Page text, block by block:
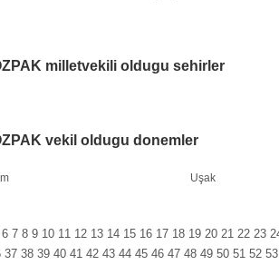
milletvekili oldugu sehirler
vekil oldugu donemler
Uşak
6 7 8 9 10 11 12 13 14 15 16 17 18 19 20 21 22 23
37 38 39 40 41 42 43 44 45 46 47 48 49 50 51 52 53